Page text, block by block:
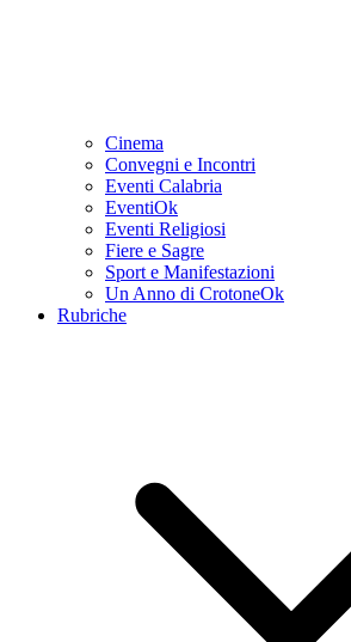
Cinema
Convegni e Incontri
Eventi Calabria
EventiOk
Eventi Religiosi
Fiere e Sagre
Sport e Manifestazioni
Un Anno di CrotoneOk
Rubriche